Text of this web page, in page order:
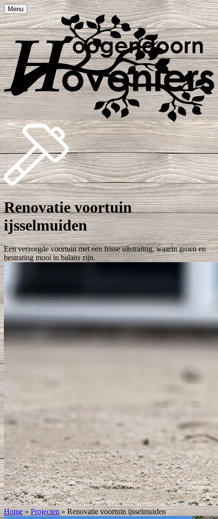
Menu
Renovatie voortuin
ijsselmuiden
Een verzorgde voortuin met een frisse uitstraling, waarin groen en
bestrating mooi in balans zijn.
Home»Projecten»Renovatie voortuin ijsselmuiden